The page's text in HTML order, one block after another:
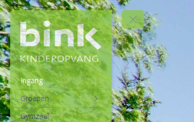
Ingang
Groepen
Gymzaal